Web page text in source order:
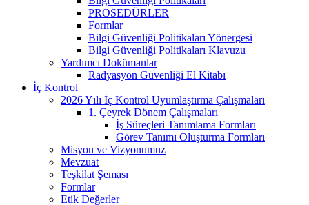
PROSEDÜRLER
Formlar
Bilgi Güvenliği Politikaları Yönergesi
Bilgi Güvenliği Politikaları Klavuzu
Yardımcı Dokümanlar
Radyasyon Güvenliği El Kitabı
İç Kontrol
2026 Yılı İç Kontrol Uyumlaştırma Çalışmaları
1. Çeyrek Dönem Çalışmaları
İş Süreçleri Tanımlama Formları
Görev Tanımı Oluşturma Formları
Misyon ve Vizyonumuz
Mevzuat
Teşkilat Şeması
Formlar
Etik Değerler